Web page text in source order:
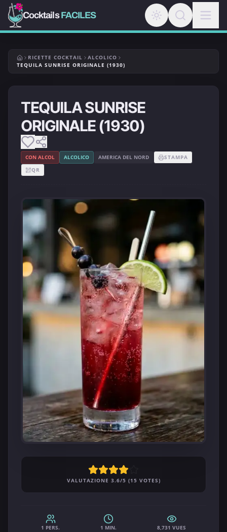
CocktailsFACILES
RICETTE COCKTAIL
ALCOLICO
TEQUILA SUNRISE ORIGINALE (1930)
TEQUILA SUNRISE
ORIGINALE (1930)
CON ALCOL ALCOLICO AMERICA DEL NORD
STAMPA
QR
VALUTAZIONE 3.6/5 (15 VOTES)
1 PERS. 1 MIN. 8,731 VUES